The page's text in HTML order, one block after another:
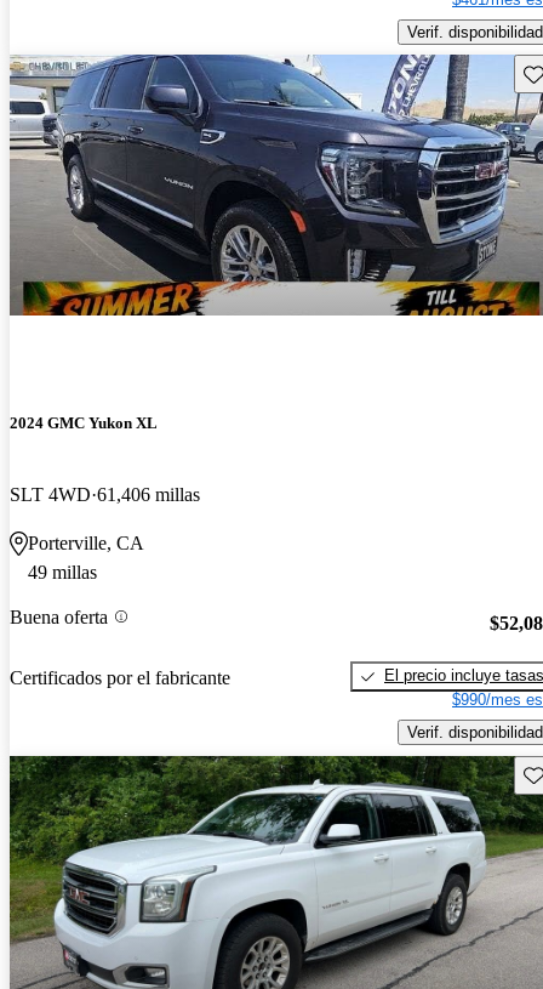
Verif. disponibilidad
2024 GMC Yukon XL
SLT 4WD 61,406 millas
Porterville, CA
49 millas
Buena oferta
Certificados por el fabricante
El precio incluye tasas
$990/mes
Verif. disponibilidad